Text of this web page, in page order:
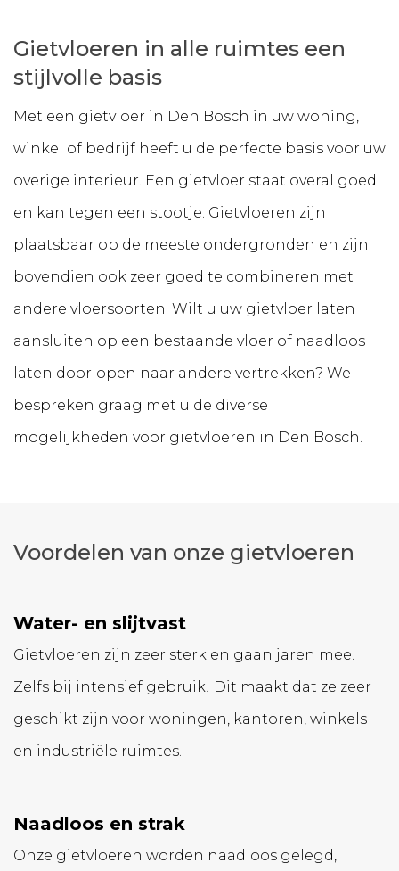
Gietvloeren in alle ruimtes een
stijlvolle basis
Met een gietvloer in Den Bosch in uw woning,
winkel of bedrijf heeft u de perfecte basis voor uw
overige interieur. Een gietvloer staat overal goed
en kan tegen een stootje. Gietvloeren zijn
plaatsbaar op de meeste ondergronden en zijn
bovendien ook zeer goed te combineren met
andere vloersoorten. Wilt u uw gietvloer laten
aansluiten op een bestaande vloer of naadloos
laten doorlopen naar andere vertrekken? We
bespreken graag met u de diverse
mogelijkheden voor gietvloeren in Den Bosch.
Voordelen van onze gietvloeren
Water- en slijtvast
Gietvloeren zijn zeer sterk en gaan jaren mee.
Zelfs bij intensief gebruik! Dit maakt dat ze zeer
geschikt zijn voor woningen, kantoren, winkels
en industriële ruimtes.
Naadloos en strak
Onze gietvloeren worden naadloos gelegd,